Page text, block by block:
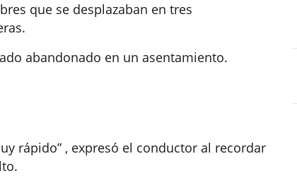
que se desplazaban en tres
abandonado en un asentamiento.
rápido” , expresó el conductor al recordar